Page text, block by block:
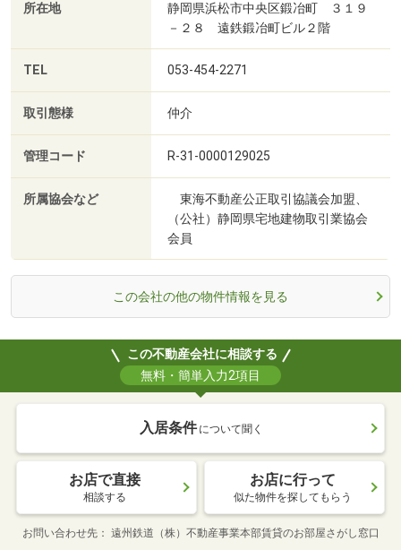
所在地
静岡県浜松市中央区鍛冶町 ３１９
－２８ 遠鉄鍛冶町ビル２階
TEL 053-454-2271
取引態様 仲介
管理コード R-31-0000129025
所属協会など
東海不動産公正取引協議会加盟、
（公社）静岡県宅地建物取引業協会
会員
この会社の他の物件情報を見る
この不動産会社に相談する
無料・簡単入力2項目
入居条件 について聞く
お店で直接
相談する
お店に行って
似た物件を探してもらう
お問い合わせ先 遠州鉄道（株）不動産事業本部賃貸のお部屋さがし窓口